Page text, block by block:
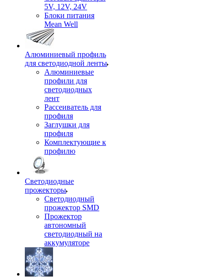
5V, 12V, 24V
Блоки питания
Mean Well
Алюминиевый профиль
для светодиодной ленты
Алюминиевые
профили для
светодиодных
лент
Рассеиватель для
профиля
Заглушки для
профиля
Комплектующие к
профилю
Светодиодные
прожекторы
Светодиодный
прожектор SMD
Прожектор
автономный
светодиодный на
аккумуляторе